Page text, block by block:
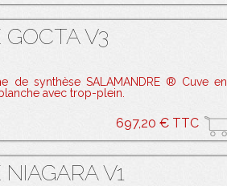
V3
de synthèse SALAMANDRE ® Cuve en
avec trop-plein.
697,20 € TTC
V1